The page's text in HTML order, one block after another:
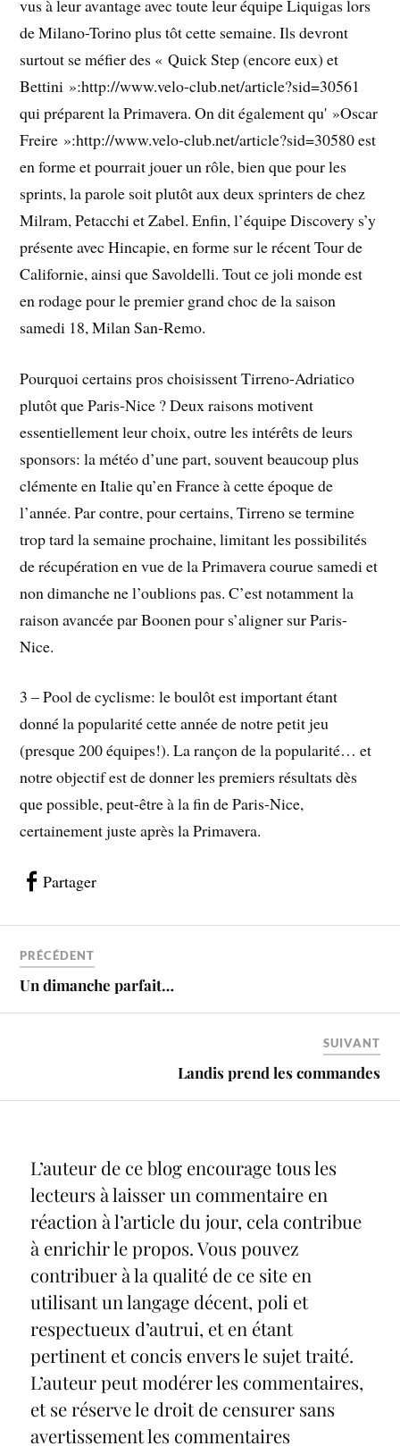
vus à leur avantage avec toute leur équipe Liquigas lors
de Milano-Torino plus tôt cette semaine. Ils devront
surtout se méfier des « Quick Step (encore eux) et
Bettini »:http://www.velo-club.net/article?sid=30561
qui préparent la Primavera. On dit également qu' »Oscar
Freire »:http://www.velo-club.net/article?sid=30580 est
en forme et pourrait jouer un rôle, bien que pour les
sprints, la parole soit plutôt aux deux sprinters de chez
Milram, Petacchi et Zabel. Enfin, l’équipe Discovery s’y
présente avec Hincapie, en forme sur le récent Tour de
Californie, ainsi que Savoldelli. Tout ce joli monde est
en rodage pour le premier grand choc de la saison
samedi 18, Milan San-Remo.
Pourquoi certains pros choisissent Tirreno-Adriatico
plutôt que Paris-Nice ? Deux raisons motivent
essentiellement leur choix, outre les intérêts de leurs
sponsors: la météo d’une part, souvent beaucoup plus
clémente en Italie qu’en France à cette époque de
l’année. Par contre, pour certains, Tirreno se termine
trop tard la semaine prochaine, limitant les possibilités
de récupération en vue de la Primavera courue samedi et
non dimanche ne l’oublions pas. C’est notamment la
raison avancée par Boonen pour s’aligner sur Paris-
Nice.
3 – Pool de cyclisme: le boulôt est important étant
donné la popularité cette année de notre petit jeu
(presque 200 équipes!). La rançon de la popularité… et
notre objectif est de donner les premiers résultats dès
que possible, peut-être à la fin de Paris-Nice,
certainement juste après la Primavera.
Partager
PRÉCÉDENT
Un dimanche parfait…
SUIVANT
Landis prend les commandes
L’auteur de ce blog encourage tous les
lecteurs à laisser un commentaire en
réaction à l’article du jour, cela contribue
à enrichir le propos. Vous pouvez
contribuer à la qualité de ce site en
utilisant un langage décent, poli et
respectueux d’autrui, et en étant
pertinent et concis envers le sujet traité.
L’auteur peut modérer les commentaires,
et se réserve le droit de censurer sans
avertissement les commentaires